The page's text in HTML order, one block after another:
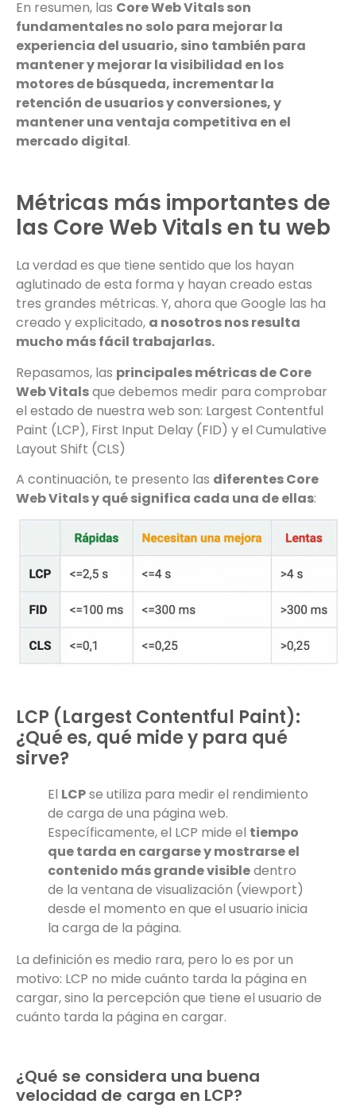
En resumen, las Core Web Vitals son
fundamentales no solo para mejorar la
experiencia del usuario, sino también para
mantener y mejorar la visibilidad en los
motores de búsqueda, incrementar la
retención de usuarios y conversiones, y
mantener una ventaja competitiva en el
mercado digital.
Métricas más importantes de
las Core Web Vitals en tu web
La verdad es que tiene sentido que los hayan
aglutinado de esta forma y hayan creado estas
tres grandes métricas. Y, ahora que Google las ha
creado y explicitado, a nosotros nos resulta
mucho más fácil trabajarlas.
Repasamos, las principales métricas de Core
Web Vitalsque debemos medir para comprobar
el estado de nuestra web son: Largest Contentful
Paint (LCP), First Input Delay (FID) y el Cumulative
Layout Shift (CLS)
A continuación, te presento las diferentes Core
Web Vitals y qué significa cada una de ellas:
LCP (Largest Contentful Paint):
¿Qué es, qué mide y para qué
sirve?
El LCPse utiliza para medir el rendimiento
de carga de una página web.
Específicamente, el LCP mide el tiempo
que tarda en cargarse y mostrarse el
contenido más grande visibledentro
de la ventana de visualización (viewport)
desde el momento en que el usuario inicia
la carga de la página.
La definición es medio rara, pero lo es por un
motivo: LCP no mide cuánto tarda la página en
cargar, sino la percepción que tiene el usuario de
cuánto tarda la página en cargar.
¿Qué se considera una buena
velocidad de carga en LCP?